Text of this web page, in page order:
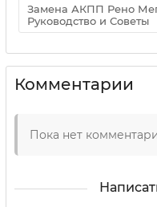
Замена АКПП Рено
Руководство и Советы
Комментарии
Пока нет